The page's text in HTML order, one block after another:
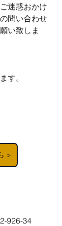
迷惑おかけ
問い合わせ
い致しま
す。
>
926-34